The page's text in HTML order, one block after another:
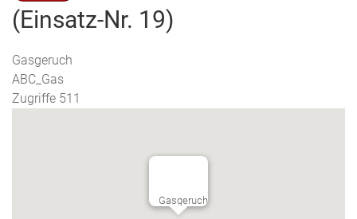
(Einsatz-Nr. 19)
Gasgeruch
ABC_Gas
Zugriffe 511
Gasgeruch